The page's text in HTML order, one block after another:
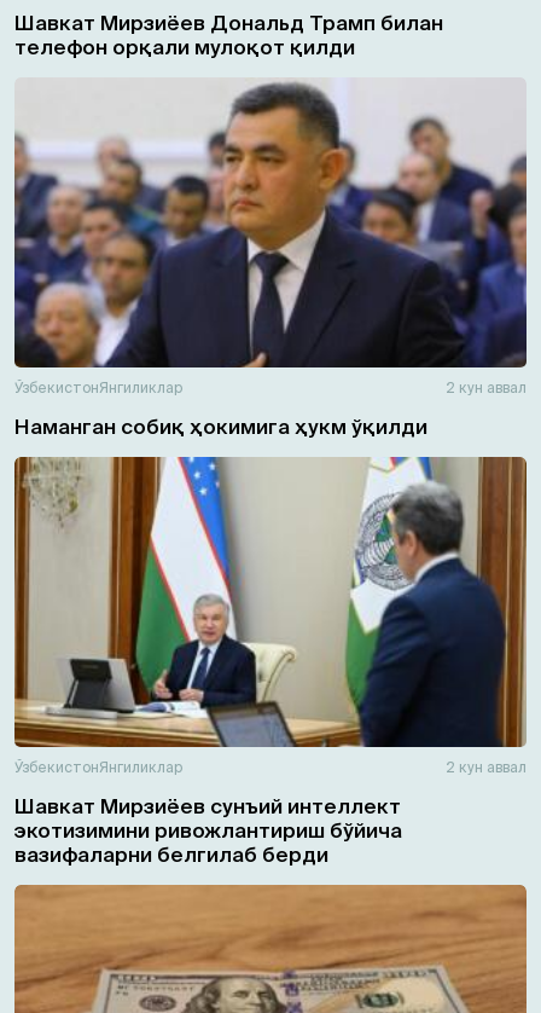
Шавкат Мирзиёев Дональд Трамп билан
телефон орқали мулоқот қилди
ЎзбекистонЯнгиликлар 2 кун аввал
Наманган собиқ ҳокимига ҳукм ўқилди
ЎзбекистонЯнгиликлар 2 кун аввал
Шавкат Мирзиёев сунъий интеллект
экотизимини ривожлантириш бўйича
вазифаларни белгилаб берди